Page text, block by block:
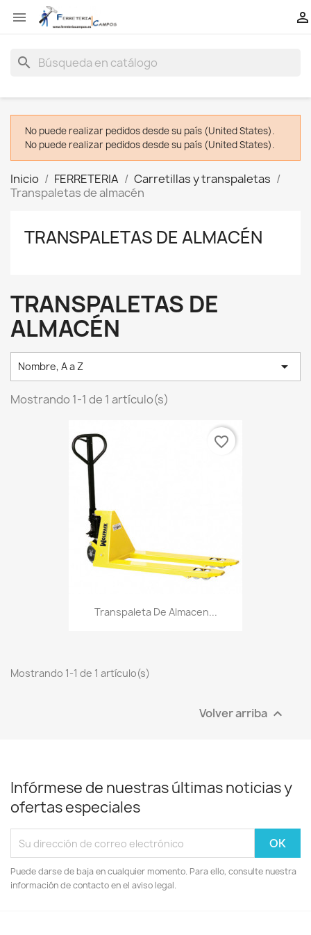
 
search
No puede realizar pedidos desde su país (United States).
No puede realizar pedidos desde su país (United States).
Inicio FERRETERIA
Carretillas y transpaletas
Transpaletas de almacén
TRANSPALETAS DE ALMACÉN
TRANSPALETAS DE
ALMACÉN
Nombre, A a Z 
Mostrando 1-1 de 1 artículo(s)
Transpaleta De Almacen...
favorite_border
Mostrando 1-1 de 1 artículo(s)
Volver arriba 
Infórmese de nuestras últimas noticias y
ofertas especiales
Puede darse de baja en cualquier momento. Para ello, consulte nuestra
información de contacto en el aviso legal.